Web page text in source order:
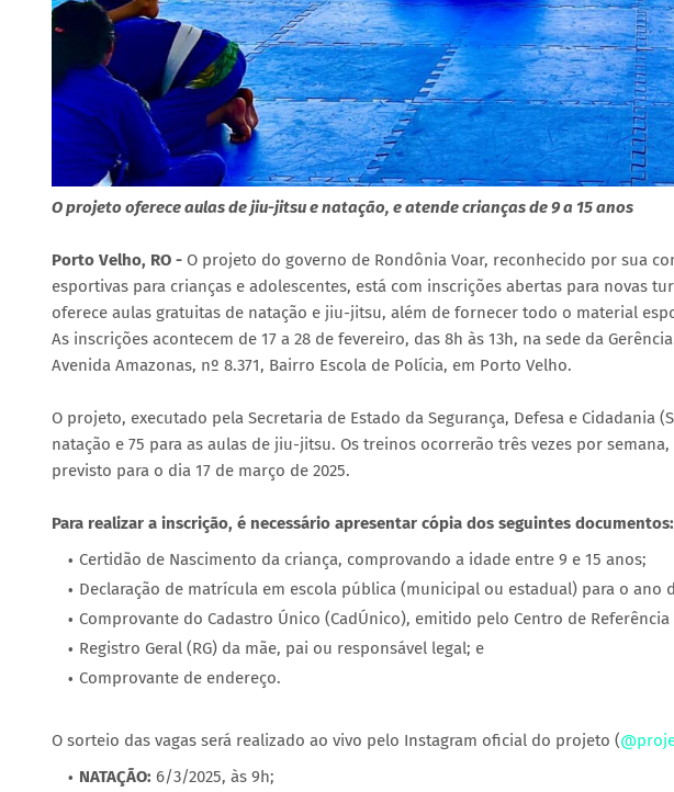
O projeto oferece aulas de jiu-jitsu e natação, e atende crianças de 9 a 15 anos
Porto Velho, RO - O projeto do governo de Rondônia Voar, reconhecido por sua
esportivas para crianças e adolescentes, está com inscrições abertas para novas
oferece aulas gratuitas de natação e jiu-jitsu, além de fornecer todo o material
As inscrições acontecem de 17 a 28 de fevereiro, das 8h às 13h, na sede da
Avenida Amazonas, nº 8.371, Bairro Escola de Polícia, em Porto Velho.
O projeto, executado pela Secretaria de Estado da Segurança, Defesa e Cidadania
natação e 75 para as aulas de jiu-jitsu. Os treinos ocorrerão três vezes por
previsto para o dia 17 de março de 2025.
Para realizar a inscrição, é necessário apresentar cópia dos seguintes documentos:
Certidão de Nascimento da criança, comprovando a idade entre 9 e 15 anos;
Declaração de matrícula em escola pública (municipal ou estadual) para o ano
Comprovante do Cadastro Único (CadÚnico), emitido pelo Centro de Referência
Registro Geral (RG) da mãe, pai ou responsável legal; e
Comprovante de endereço.
O sorteio das vagas será realizado ao vivo pelo Instagram oficial do projeto (
NATAÇÃO: 6/3/2025, às 9h;